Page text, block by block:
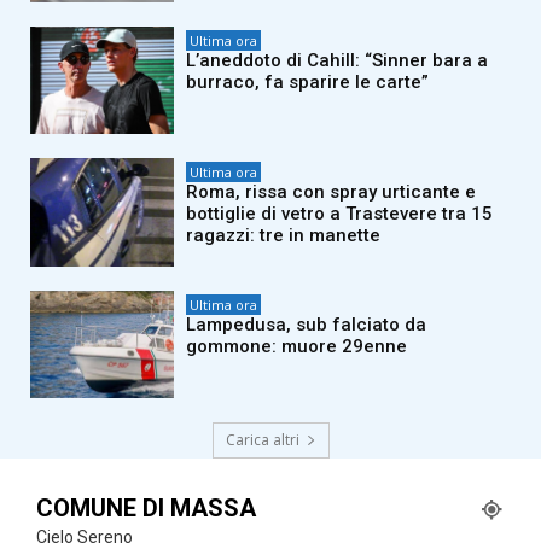
Ultima ora
L’aneddoto di Cahill: “Sinner bara a
burraco, fa sparire le carte”
Ultima ora
Roma, rissa con spray urticante e
bottiglie di vetro a Trastevere tra 15
ragazzi: tre in manette
Ultima ora
Lampedusa, sub falciato da
gommone: muore 29enne
Carica altri
COMUNE DI MASSA
Cielo Sereno